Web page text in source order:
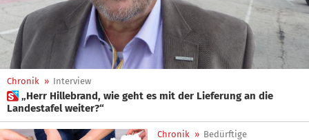
Chronik » Interview
 „Herr Hillebrand, wie geht es mit der Lieferung an die
Landestafel weiter?“
Chronik » Bedürftige